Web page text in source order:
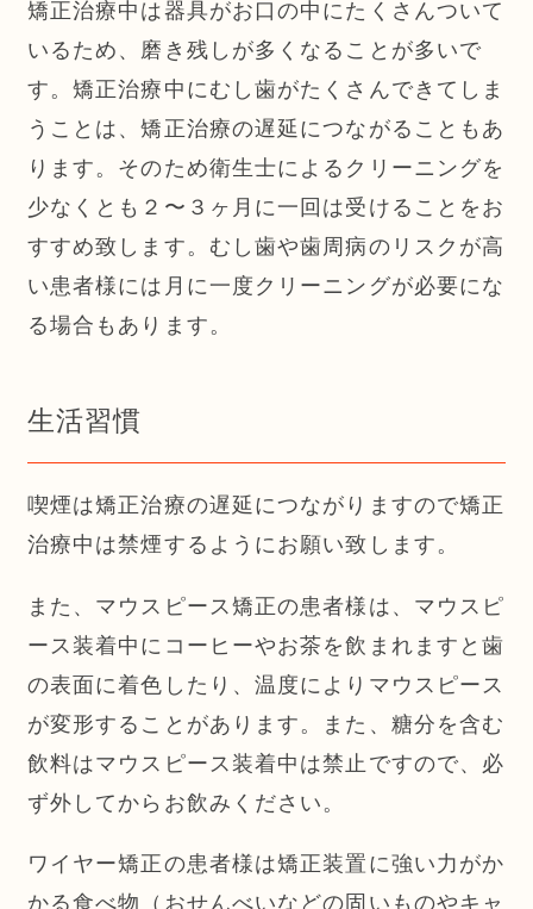
矯正治療中は器具がお口の中にたくさんついて
いるため、磨き残しが多くなることが多いで
す。矯正治療中にむし歯がたくさんできてしま
うことは、矯正治療の遅延につながることもあ
ります。そのため衛生士によるクリーニングを
少なくとも２〜３ヶ月に一回は受けることをお
すすめ致します。むし歯や歯周病のリスクが高
い患者様には月に一度クリーニングが必要にな
る場合もあります。
生活習慣
喫煙は矯正治療の遅延につながりますので矯正
治療中は禁煙するようにお願い致します。
また、マウスピース矯正の患者様は、マウスピ
ース装着中にコーヒーやお茶を飲まれますと歯
の表面に着色したり、温度によりマウスピース
が変形することがあります。また、糖分を含む
飲料はマウスピース装着中は禁止ですので、必
ず外してからお飲みください。
ワイヤー矯正の患者様は矯正装置に強い力がか
かる食べ物（おせんべいなどの固いものやキャ